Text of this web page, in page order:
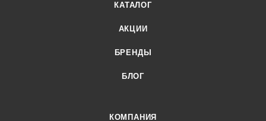
КАТАЛОГ
АКЦИИ
БРЕНДЫ
БЛОГ
КОМПАНИЯ